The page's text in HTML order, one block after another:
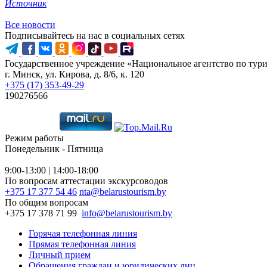
Источник
Все новости
Подписывайтесь на нас в социальных сетях
Государственное учреждение «Национальное агентство по
г. Минск, ул. Кирова, д. 8/6, к. 120
+375 (17) 353-49-29
190276566
Режим работы
Понедельник - Пятница
9:00-13:00 | 14:00-18:00
По вопросам аттестации экскурсоводов
+375 17 377 54 46 nta@belarustourism.by
По общим вопросам
+375 17 378 71 99 info@belarustourism.by
Горячая телефонная линия
Прямая телефонная линия
Личный прием